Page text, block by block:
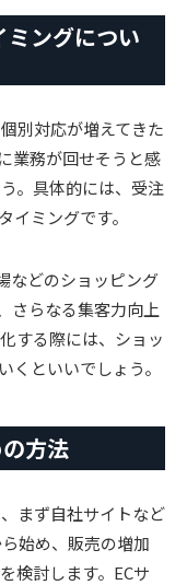
ミングについ
別対応が増えてきた
業務が回せそうと感
。具体的には、受注
イミングです。
などのショッピング
さらなる集客力向上
する際には、ショッ
くといいでしょう。
方法
まず自社サイトなど
始め、販売の増加
検討します。ECサ